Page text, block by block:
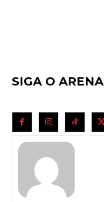
SIGA O ARENA